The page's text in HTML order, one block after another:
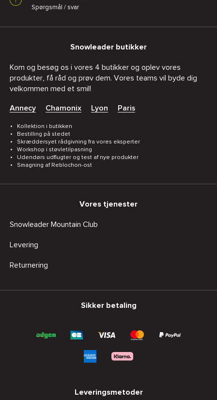
Spørgsmål / svar
Snowleader butikker
Kom og besøg os i vores 4 butikker og oplev vores
produkter, få råd og prøv dem. Vores teams vil byde dig
velkommen med et smil!
Annecy Chamonix Lyon Paris
Kollektion i butikken
Bestilling på stedet
Skræddersyet rådgivning fra vores eksperter
Workshop i støvletilpasning
Udendørs udflugter og test af nye produkter
Smagning af Reblochon-ost
Vores tjenester
Snowleader Mountain Club
Levering
Returnering
Sikker betaling
Leveringsmetoder